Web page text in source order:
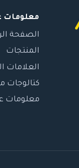
معلومات
الصفحة
المنتجات
العلامات
كتالوجات
معلومات